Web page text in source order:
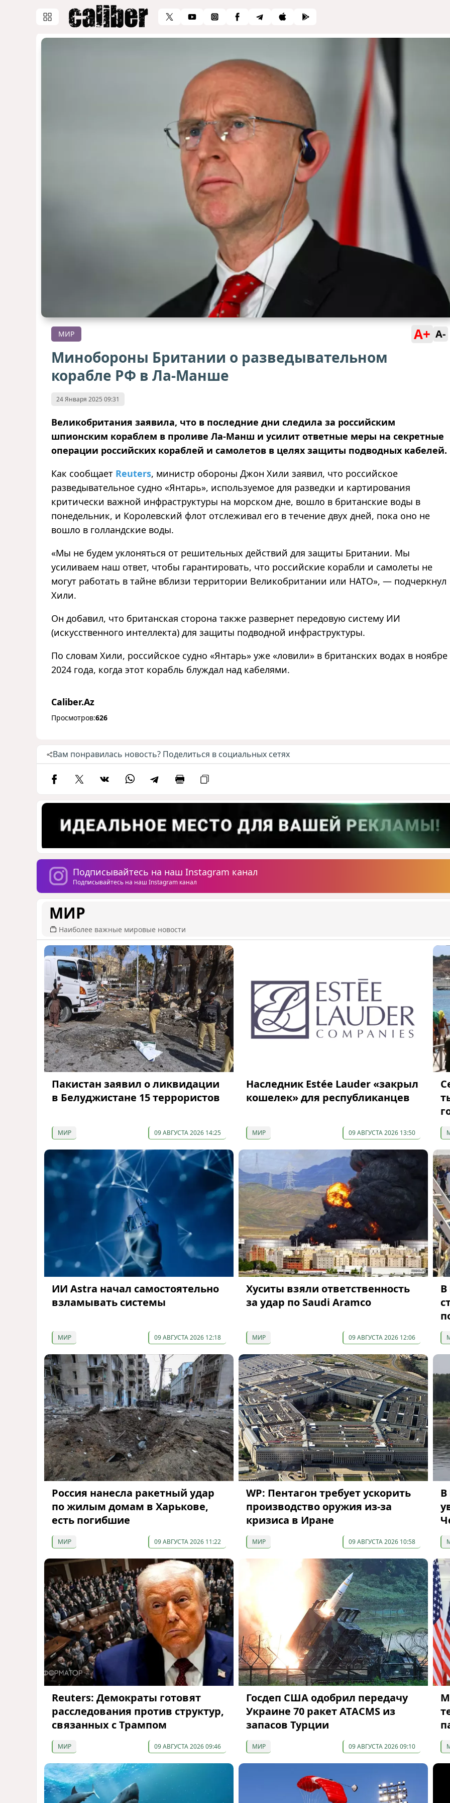
МИР A+ A-
Минобороны Британии о разведывательном
корабле РФ в Ла-Манше
24 Января 2025 09:31
Великобритания заявила, что в последние дни следила за российским
шпионским кораблем в проливе Ла-Манш и усилит ответные меры на секретные
операции российских кораблей и самолетов в целях защиты подводных кабелей.
Как сообщает Reuters, министр обороны Джон Хили заявил, что российское
разведывательное судно «Янтарь», используемое для разведки и картирования
критически важной инфраструктуры на морском дне, вошло в британские воды в
понедельник, и Королевский флот отслеживал его в течение двух дней, пока оно не
вошло в голландские воды.
«Мы не будем уклоняться от решительных действий для защиты Британии. Мы
усиливаем наш ответ, чтобы гарантировать, что российские корабли и самолеты не
могут работать в тайне вблизи территории Великобритании или НАТО», — подчеркнул
Хили.
Он добавил, что британская сторона также развернет передовую систему ИИ
(искусственного интеллекта) для защиты подводной инфраструктуры.
По словам Хили, российское судно «Янтарь» уже «ловили» в британских водах в ноябре
2024 года, когда этот корабль блуждал над кабелями.
Caliber.Az
Просмотров:626
Вам понравилась новость? Поделиться в социальных сетях
Подписывайтесь на наш Instagram канал
Подписывайтесь на наш Instagram канал
МИР
Наиболее важные мировые новости
Пакистан заявил о ликвидации
в Белуджистане 15 террористов
МИР 09 АВГУСТА 2026 14:25
Наследник Estée Lauder «закрыл
кошелек» для республиканцев
МИР 09 АВГУСТА 2026 13:50
ИИ Astra начал самостоятельно
взламывать системы
МИР 09 АВГУСТА 2026 12:18
Хуситы взяли ответственность
за удар по Saudi Aramco
МИР 09 АВГУСТА 2026 12:06
В
Россия нанесла ракетный удар
по жилым домам в Харькове,
есть погибшие
МИР 09 АВГУСТА 2026 11:22
WP: Пентагон требует ускорить
производство оружия из-за
кризиса в Иране
МИР 09 АВГУСТА 2026 10:58
В
Reuters: Демократы готовят
расследования против структур,
связанных с Трампом
МИР 09 АВГУСТА 2026 09:46
Госдеп США одобрил передачу
Украине 70 ракет ATACMS из
запасов Турции
МИР 09 АВГУСТА 2026 09:10